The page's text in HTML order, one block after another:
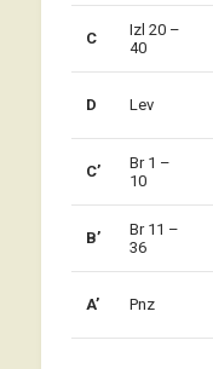
C
Izl 20 –
40
D Lev
C’
Br 1 –
10
B’
Br 11 –
36
A’ Pnz